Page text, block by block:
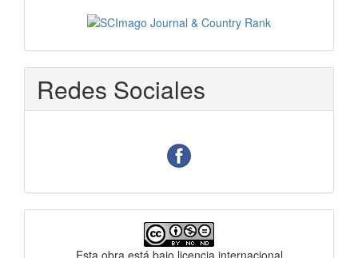
Redes Sociales
Esta obra está bajo licencia internacional